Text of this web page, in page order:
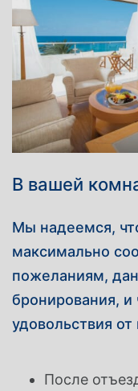
В вашей
Мы надеемся,
максимально
пожеланиям,
бронирования,
удовольствия
После